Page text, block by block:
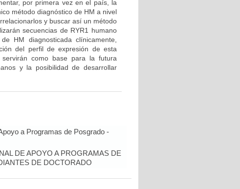
por primera vez en el país, la
método diagnóstico de HM a nivel
y buscar así un método
secuencias de RYR1 humano
HM diagnosticada clínicamente,
del perfil de expresión de esta
como base para la futura
y la posibilidad de desarrollar
a Programas de Posgrado -
DE APOYO A PROGRAMAS DE
DE DOCTORADO